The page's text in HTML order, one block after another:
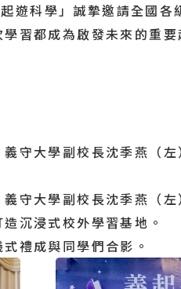
科學」誠摯邀請全國各
習都成為啟發未來的重要
守大學副校長沈季燕（
守大學副校長沈季燕（
沉浸式校外學習基地。
禮成與同學們合影。